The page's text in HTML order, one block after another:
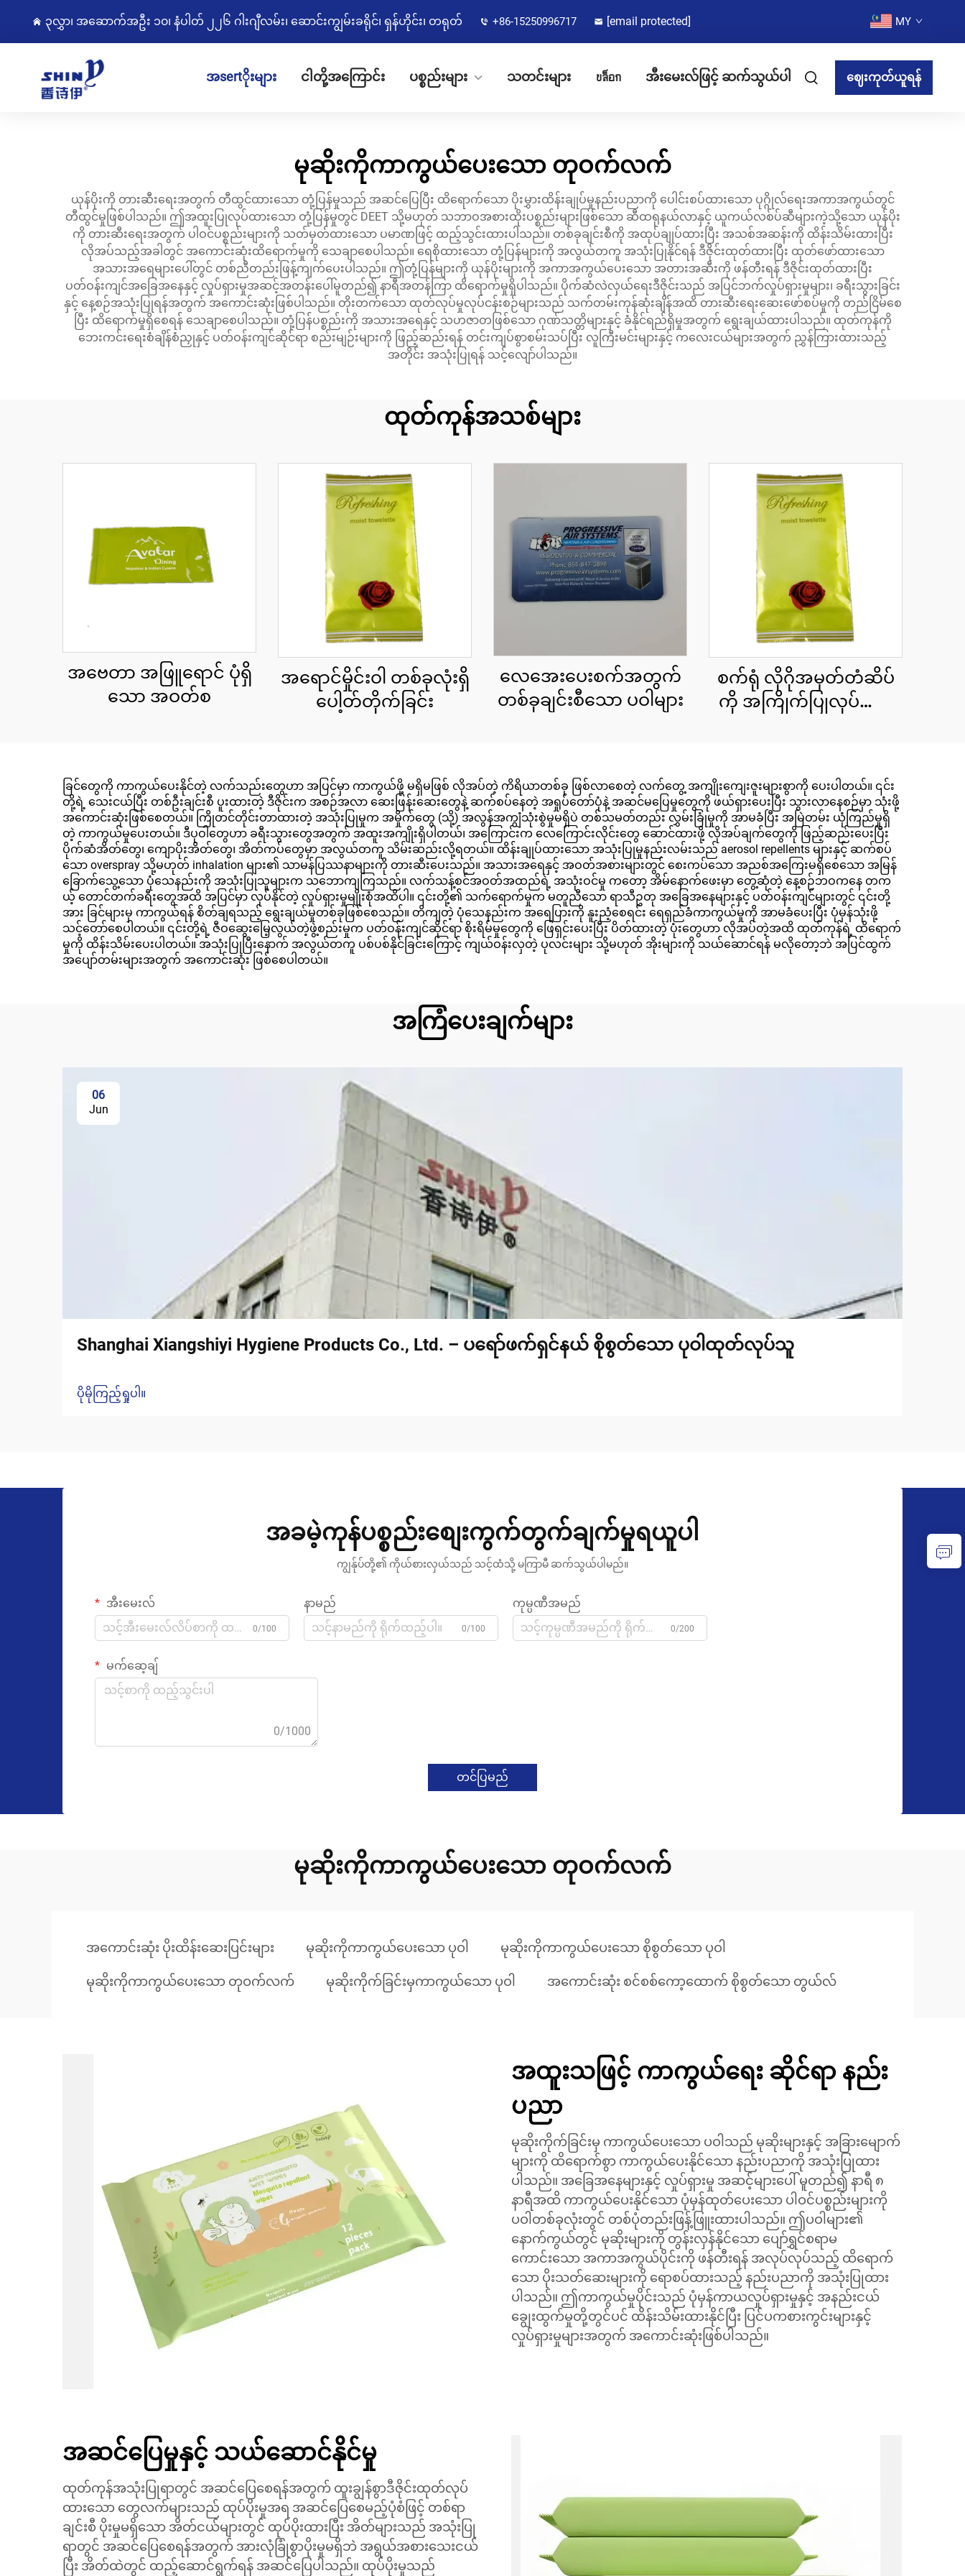
၃လွှာ၊ အဆောက်အဦး ၁၀၊ နံပါတ် ၂၂၆ ဂါးဂျီလမ်း၊ ဆောင်းကျွမ်းခရိုင်၊ ရှန်ဟိုင်း၊ တရုတ် +86-15250996717 [email protected] MY
အsertိုးများ ငါတို့အကြောင်း ပစ္စည်းများ သတင်းများ บล็อก အီးမေးလ်ဖြင့် ဆက်သွယ်ပါ ဈေးကုတ်ယူရန်
မုဆိုးကိုကာကွယ်ပေးသော တုဝက်လက်
ယုန်ပိုးကို တားဆီးရေးအတွက် တီထွင်ထားသော တုံ့ပြန်မှုသည် အဆင်ပြေပြီး ထိရောက်သော ပိုးမွှားထိန်းချုပ်မှုနည်းပညာကို ပေါင်းစပ်ထားသော ပုဂ္ဂိုလ်ရေးအကာအကွယ်တွင်
တီထွင်မှုဖြစ်ပါသည်။ ဤအထူးပြုလုပ်ထားသော တုံ့ပြန်မှုတွင် DEET သို့မဟုတ် သဘာဝအစားထိုးပစ္စည်းများဖြစ်သော ဆီထရုနယ်လာနှင့် ယူကယ်လစ်ပ်ဆီများကဲ့သို့သော ယုန်ပိုး
ကို တားဆီးရေးအတွက် ပါဝင်ပစ္စည်းများကို သတ်မှတ်ထားသော ပမာဏဖြင့် ထည့်သွင်းထားပါသည်။ တစ်ခုချင်းစီကို အထုပ်ချုပ်ထားပြီး အသစ်အဆန်းကို ထိန်းသိမ်းထားပြီး
လိုအပ်သည့်အခါတွင် အကောင်းဆုံးထိရောက်မှုကို သေချာစေပါသည်။ ရေစိုထားသော တုံ့ပြန်များကို အလွယ်တကူ အသုံးပြုနိုင်ရန် ဒီဇိုင်းထုတ်ထားပြီး ထုတ်ဖော်ထားသော
အသားအရေများပေါ်တွင် တစ်ညီတည်းဖြန့်ကျက်ပေးပါသည်။ ဤတုံ့ပြန်များကို ယုန်ပိုးများကို အကာအကွယ်ပေးသော အတားအဆီးကို ဖန်တီးရန် ဒီဇိုင်းထုတ်ထားပြီး
ပတ်ဝန်းကျင်အခြေအနေနှင့် လှုပ်ရှားမှုအဆင့်အတန်းပေါ်မူတည်၍ နာရီအတန်ကြာ ထိရောက်မှုရှိပါသည်။ ပိုက်ဆံလဲလှယ်ရေးဒီဇိုင်းသည် အပြင်ဘက်လှုပ်ရှားမှုများ၊ ခရီးသွားခြင်း
နှင့် နေ့စဉ်အသုံးပြုရန်အတွက် အကောင်းဆုံးဖြစ်ပါသည်။ တိုးတက်သော ထုတ်လုပ်မှုလုပ်ငန်းစဉ်များသည် သက်တမ်းကုန်ဆုံးချိန်အထိ တားဆီးရေးဆေးဖော်စပ်မှုကို တည်ငြိမ်စေ
ပြီး ထိရောက်မှုရှိစေရန် သေချာစေပါသည်။ တုံ့ပြန်ပစ္စည်းကို အသားအရေနှင့် သဟဇာတဖြစ်သော ဂုဏ်သတ္တိများနှင့် ခံနိုင်ရည်ရှိမှုအတွက် ရွေးချယ်ထားပါသည်။ ထုတ်ကုန်ကို
ဘေးကင်းရေးစံချိန်စံညှုနှင့် ပတ်ဝန်းကျင်ဆိုင်ရာ စည်းမျဉ်းများကို ဖြည့်ဆည်းရန် တင်းကျပ်စွာစမ်းသပ်ပြီး လူကြီးမင်းများနှင့် ကလေးငယ်များအတွက် ညွှန်ကြားထားသည့်
အတိုင်း အသုံးပြုရန် သင့်လျော်ပါသည်။
ထုတ်ကုန်အသစ်များ
အဗေတာ အဖြူရောင် ပုံရှိ
သော အဝတ်စ
အရောင်မှိုင်းဝါ တစ်ခုလုံးရှိ
ပေါ့တ်တိုက်ခြင်း
လေအေးပေးစက်အတွက်
တစ်ခုချင်းစီသော ပဝါများ
စက်ရုံ လိုဂိုအမှတ်တံဆိပ်
ကို အကြိုက်ပြုလုပ်ထား
သော ပေါ့တ်တိုက်ခြင်း
ခရီးသွားခြင်း ပါတီ
ကြော်ငြာမှု တိုးတက်မှု
အတွက်
ခြင်တွေကို ကာကွယ်ပေးနိုင်တဲ့ လက်သည်းတွေဟာ အပြင်မှာ ကာကွယ်ဖို့ မရှိမဖြစ် လိုအပ်တဲ့ ကိရိယာတစ်ခု ဖြစ်လာစေတဲ့ လက်တွေ့ အကျိုးကျေးဇူးများစွာကို ပေးပါတယ်။ ၎င်း
တို့ရဲ့ သေးငယ်ပြီး တစ်ဦးချင်းစီ ပူးထားတဲ့ ဒီဇိုင်းက အစဉ်အလာ ဆေးဖြန်းဆေးတွေနဲ့ ဆက်စပ်နေတဲ့ အရှုပ်တော်ပုံနဲ့ အဆင်မပြေမှုတွေကို ဖယ်ရှားပေးပြီး သွားလာနေစဉ်မှာ သုံးဖို့
အကောင်းဆုံးဖြစ်စေတယ်။ ကြိုတင်တိုင်းတာထားတဲ့ အသုံးပြုမှုက အမှိုက်တွေ (သို့) အလွန်အကျွံသုံးစွဲမှုမရှိပဲ တစ်သမတ်တည်း လွှမ်းခြုံမှုကို အာမခံပြီး အမြဲတမ်း ယုံကြည်မှုရှိ
တဲ့ ကာကွယ်မှုပေးတယ်။ ဒီပုဝါတွေဟာ ခရီးသွားတွေအတွက် အထူးအကျိုးရှိပါတယ်၊ အကြောင်းက လေကြောင်းလိုင်းတွေ ဆောင်ထားဖို့ လိုအပ်ချက်တွေကို ဖြည့်ဆည်းပေးပြီး
ပိုက်ဆံအိတ်တွေ၊ ကျောပိုးအိတ်တွေ၊ အိတ်ကပ်တွေမှာ အလွယ်တကူ သိမ်းဆည်းလို့ရတယ်။ ထိန်းချုပ်ထားသော အသုံးပြုမှုနည်းလမ်းသည် aerosol repellents များနှင့် ဆက်စပ်
သော overspray သို့မဟုတ် inhalation များ၏ သာမန်ပြဿနာများကို တားဆီးပေးသည်။ အသားအရေနှင့် အဝတ်အစားများတွင် စေးကပ်သော အညစ်အကြေးမရှိစေသော အမြန်
ခြောက်သွေ့သော ပုံသေနည်းကို အသုံးပြုသူများက သဘောကျကြသည်။ လက်သန့်စင်အဝတ်အထည်ရဲ့ အသုံးဝင်မှု ကတော့ အိမ်နောက်ဖေးမှာ တွေ့ဆုံတဲ့ နေ့စဉ်ဘဝကနေ တက
ယ့် တောင်တက်ခရီးတွေအထိ အပြင်မှာ လုပ်နိုင်တဲ့ လှုပ်ရှားမှုမျိုးစုံအထိပါ။ ၎င်းတို့၏ သက်ရောက်မှုက မတူညီသော ရာသီဥတု အခြေအနေများနှင့် ပတ်ဝန်းကျင်များတွင် ၎င်းတို့
အား ခြင်များမှ ကာကွယ်ရန် စိတ်ချရသည့် ရွေးချယ်မှုတစ်ခုဖြစ်စေသည်။ တိကျတဲ့ ပုံသေနည်းက အရေပြားကို နူးညံ့စေရင်း ရေရှည်ခံကာကွယ်မှုကို အာမခံပေးပြီး ပုံမှန်သုံးဖို့
သင့်တော်စေပါတယ်။ ၎င်းတို့ရဲ့ ဇီဝဆွေးမြေ့လွယ်တဲ့ဖွဲ့စည်းမှုက ပတ်ဝန်းကျင်ဆိုင်ရာ စိုးရိမ်မှုတွေကို ဖြေရှင်းပေးပြီး ပိတ်ထားတဲ့ ပုံးတွေဟာ လိုအပ်တဲ့အထိ ထုတ်ကုန်ရဲ့ ထိရောက်
မှုကို ထိန်းသိမ်းပေးပါတယ်။ အသုံးပြုပြီးနောက် အလွယ်တကူ ပစ်ပစ်နိုင်ခြင်းကြောင့် ကျယ်ဝန်းလှတဲ့ ပုလင်းများ သို့မဟုတ် အိုးများကို သယ်ဆောင်ရန် မလိုတော့ဘဲ အပြင်ထွက်
အပျော်တမ်းများအတွက် အကောင်းဆုံး ဖြစ်စေပါတယ်။
အကြံပေးချက်များ
06
Jun
Shanghai Xiangshiyi Hygiene Products Co., Ltd. – ပရော်ဖက်ရှင်နယ် စိုစွတ်သော ပုဝါထုတ်လုပ်သူ
ပိုမိုကြည့်ရှုပါ။
အခမဲ့ကုန်ပစ္စည်းစျေးကွက်တွက်ချက်မှုရယူပါ
ကျွန်ုပ်တို့၏ ကိုယ်စားလှယ်သည် သင့်ထံသို့ မကြာမီ ဆက်သွယ်ပါမည်။
အီးမေးလ်
0/100
နာမည်
0/100
ကုမ္ပဏီအမည်
0/200
မက်ဆေ့ချ်
0/1000
တင်ပြမည်
မုဆိုးကိုကာကွယ်ပေးသော တုဝက်လက်
အကောင်းဆုံး ပိုးထိန်းဆေးပြင်းများ မုဆိုးကိုကာကွယ်ပေးသော ပုဝါ မုဆိုးကိုကာကွယ်ပေးသော စိုစွတ်သော ပုဝါ
မုဆိုးကိုကာကွယ်ပေးသော တုဝက်လက် မုဆိုးကိုက်ခြင်းမှကာကွယ်သော ပုဝါ အကောင်းဆုံး စင်စစ်ကော့ထောက် စိုစွတ်သော တွယ်လ်
အထူးသဖြင့် ကာကွယ်ရေး ဆိုင်ရာ နည်း
ပညာ
မုဆိုးကိုက်ခြင်းမှ ကာကွယ်ပေးသော ပဝါသည် မုဆိုးများနှင့် အခြားမျောက်
များကို ထိရောက်စွာ ကာကွယ်ပေးနိုင်သော နည်းပညာကို အသုံးပြုထား
ပါသည်။ အခြေအနေများနှင့် လှုပ်ရှားမှု အဆင့်များပေါ် မူတည်၍ နာရီ ၈
နာရီအထိ ကာကွယ်ပေးနိုင်သော ပုံမှန်ထုတ်ပေးသော ပါဝင်ပစ္စည်းများကို
ပဝါတစ်ခုလုံးတွင် တစ်ပုံတည်းဖြန့်ဖြူးထားပါသည်။ ဤပဝါများ၏
နောက်ကွယ်တွင် မုဆိုးများကို တွန်းလှန်နိုင်သော ပျော်ရွှင်စရာမ
ကောင်းသော အကာအကွယ်ပိုင်းကို ဖန်တီးရန် အလုပ်လုပ်သည့် ထိရောက်
သော ပိုးသတ်ဆေးများကို ရောစပ်ထားသည့် နည်းပညာကို အသုံးပြုထား
ပါသည်။ ဤကာကွယ်မှုပိုင်းသည် ပုံမှန်ကာယလှုပ်ရှားမှုနှင့် အနည်းငယ်
ချွေးထွက်မှုတို့တွင်ပင် ထိန်းသိမ်းထားနိုင်ပြီး ပြင်ပကစားကွင်းများနှင့်
လှုပ်ရှားမှုများအတွက် အကောင်းဆုံးဖြစ်ပါသည်။
အဆင်ပြေမှုနှင့် သယ်ဆောင်နိုင်မှု
ထုတ်ကုန်အသုံးပြုရာတွင် အဆင်ပြေစေရန်အတွက် ထူးချွန်စွာဒီဇိုင်းထုတ်လုပ်
ထားသော တွေလက်များသည် ထုပ်ပိုးမှုအရ အဆင်ပြေစေမည့်ပုံစံဖြင့် တစ်ရာ
ချင်းစီ ပိုးမှုမရှိသော အိတ်ငယ်များတွင် ထုပ်ပိုးထားပြီး အိတ်များသည် အသုံးပြု
ရာတွင် အဆင်ပြေစေရန်အတွက် အားလုံခြုံစွာပိုးမှုမရှိဘဲ အရွယ်အစားသေးငယ်
ပြီး အိတ်ထဲတွင် ထည့်ဆောင်ရွက်ရန် အဆင်ပြေပါသည်။ ထုပ်ပိုးမှုသည်